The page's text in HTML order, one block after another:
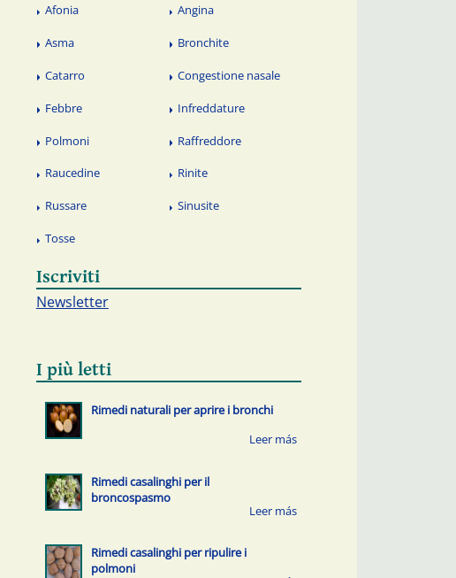
Afonia Angina
Asma Bronchite
Catarro Congestione nasale
Febbre Infreddature
Polmoni Raffreddore
Raucedine Rinite
Russare Sinusite
Tosse
Iscriviti
Newsletter
I più letti
Rimedi naturali per aprire i bronchi
Rimedi casalinghi per il
broncospasmo
Rimedi casalinghi per ripulire i
polmoni